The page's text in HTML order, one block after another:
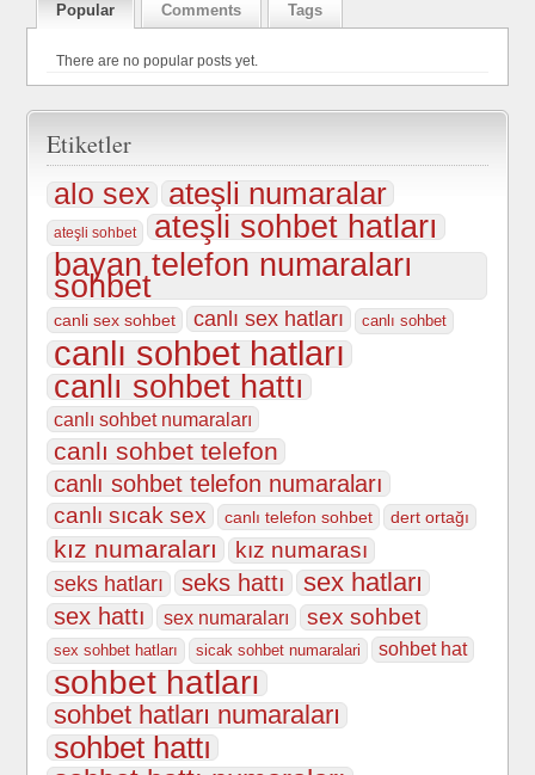
Popular Comments Tags
There are no popular posts yet.
Etiketler
alo sex
ateşli numaralar
ateşli sohbet ateşli sohbet hatları
bayan telefon numaraları
sohbet
canli sex sohbet canlı sex hatları canlı sohbet
canlı sohbet hatları
canlı sohbet hattı
canlı sohbet numaraları
canlı sohbet telefon
canlı sohbet telefon numaraları
canlı sıcak sex canlı telefon sohbet dert ortağı
kız numaraları kız numarası
seks hatları seks hattı sex hatları
sex hattı sex numaraları sex sohbet
sex sohbet hatları sicak sohbet numaralari sohbet hat
sohbet hatları
sohbet hatları numaraları
sohbet hattı